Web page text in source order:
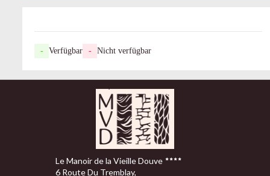
- Verfügbar - Nicht verfügbar
Le Manoir de la Vieille Douve
6 Route Du Tremblay,